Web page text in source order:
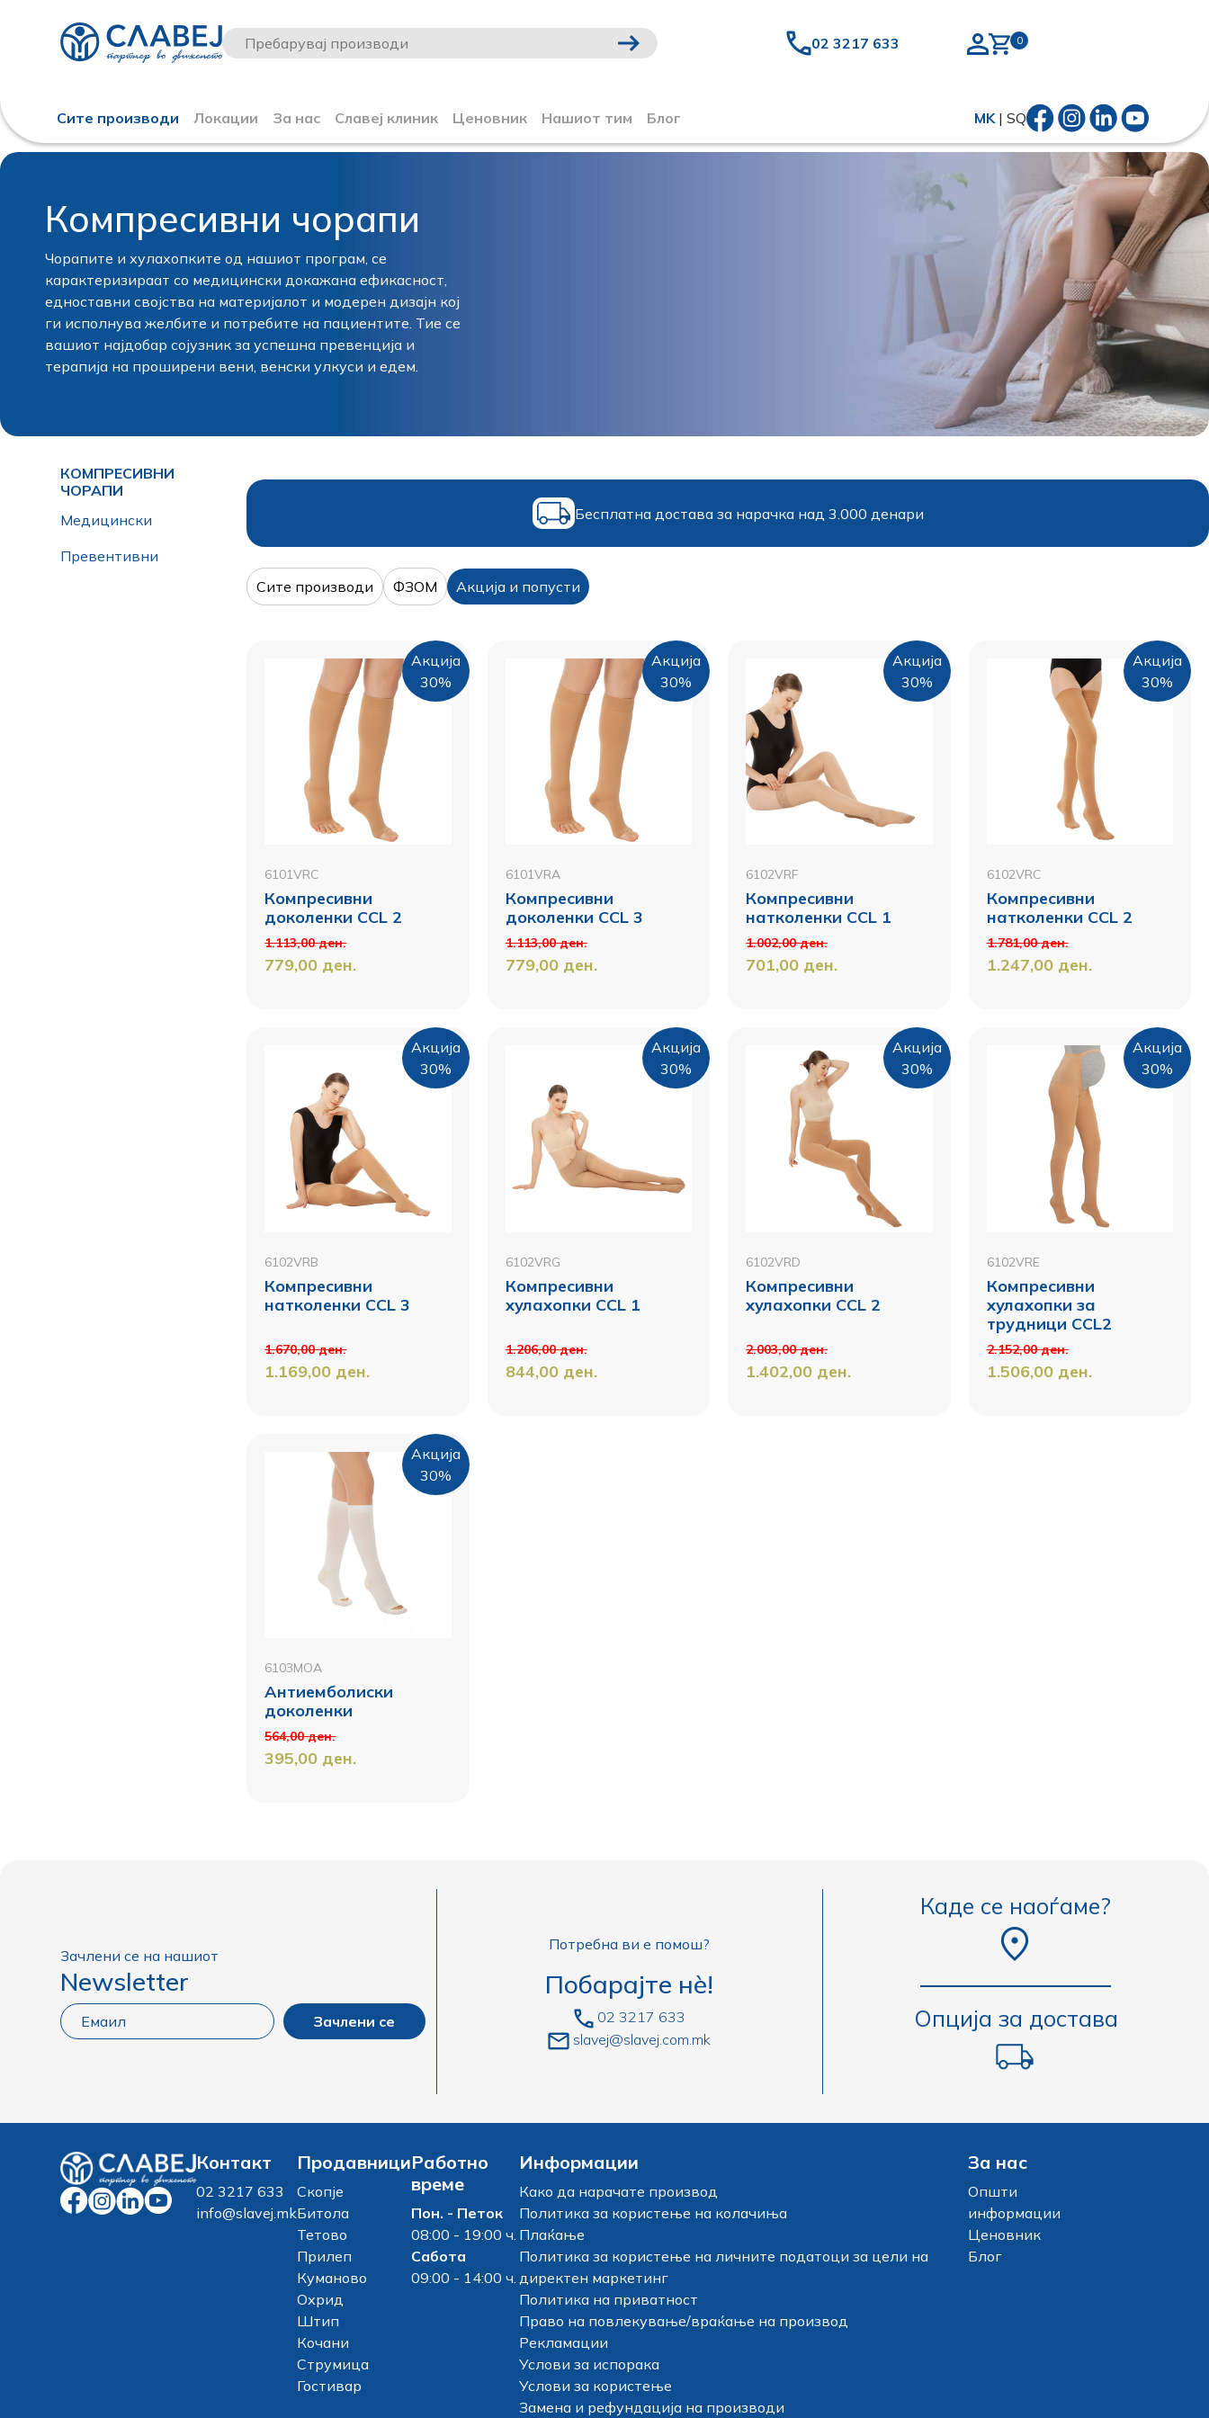
02 3217 633
Сите производи Локации За нас Славеј клиник Ценовник Нашиот тим Блог MK| SQ
Компресивни чорапи
Чорапите и хулахопките од нашиот програм, се
карактеризираат со медицински докажана ефикасност,
едноставни својства на материјалот и модерен дизајн кој
ги исполнува желбите и потребите на пациентите. Тие се
вашиот најдобар сојузник за успешна превенција и
терапија на проширени вени, венски улкуси и едем.
КОМПРЕСИВНИ
ЧОРАПИ
Медицински
Превентивни
Бесплатна достава за нарачка над 3.000 денари
Сите производи ФЗОМ Акција и попусти
Акција
30%
6101VRC
Компресивни
доколенки CCL 2
1.113,00ден.
779,00 ден.
Акција
30%
6101VRA
Компресивни
доколенки CCL 3
1.113,00ден.
779,00 ден.
Акција
30%
6102VRF
Компресивни
натколенки CCL 1
1.002,00ден.
701,00 ден.
Акција
30%
6102VRC
Компресивни
натколенки CCL 2
1.781,00ден.
1.247,00 ден.
Акција
30%
6102VRB
Компресивни
натколенки CCL 3
1.670,00ден.
1.169,00 ден.
Акција
30%
6102VRG
Компресивни
хулахопки CCL 1
1.206,00ден.
844,00 ден.
Акција
30%
6102VRD
Компресивни
хулахопки CCL 2
2.003,00ден.
1.402,00 ден.
Акција
30%
6102VRE
Компресивни
хулахопки за
трудници CCL2
2.152,00ден.
1.506,00 ден.
Акција
30%
6103MOA
Антиемболиски
доколенки
564,00ден.
395,00 ден.
Зачлени се на нашиот
Newsletter
Зачлени се
Потребна ви е помош?
Побарајте нè!
02 3217 633
slavej@slavej.com.mk
Каде се наоѓаме?
Опција за достава
Контакт
02 3217 633
info@slavej.mk
Продавници
Скопје
Битола
Тетово
Прилеп
Куманово
Охрид
Штип
Кочани
Струмица
Гостивар
Работно
време
Пон. - Петок
08:00 - 19:00 ч.
Сабота
09:00 - 14:00 ч.
Информации
Како да нарачате производ
Политика за користење на колачиња
Плаќање
Политика за користење на личните податоци за цели на
директен маркетинг
Политика на приватност
Право на повлекување/враќање на производ
Рекламации
Услови за испорака
Услови за користење
Замена и рефундација на производи
За нас
Општи
информации
Ценовник
Блог